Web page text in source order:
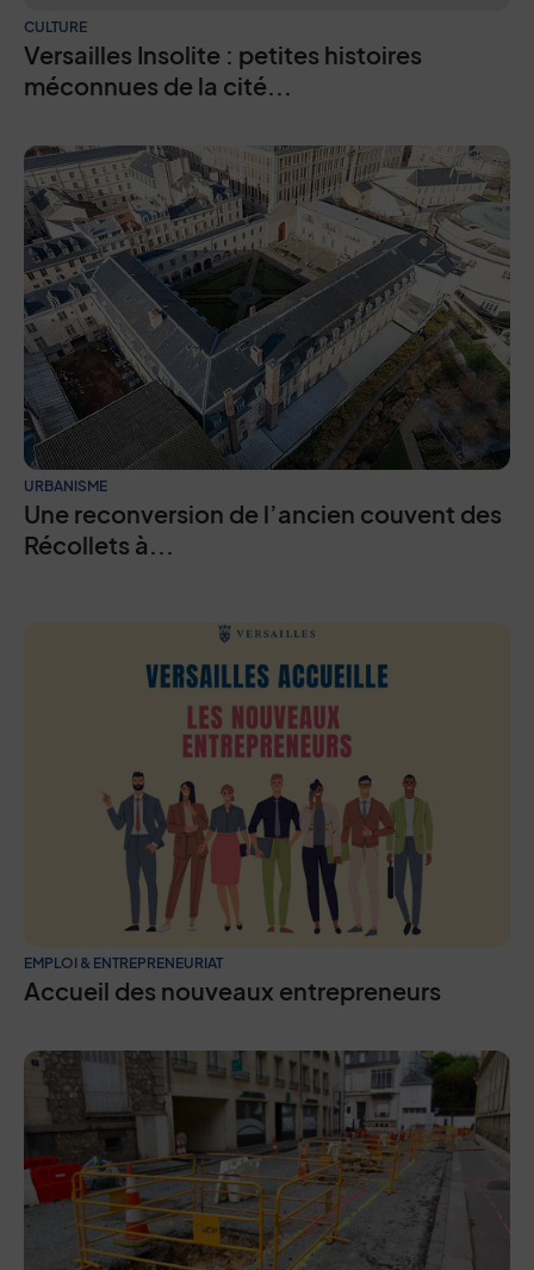
CULTURE
Versailles Insolite : petites histoires
méconnues de la cité...
URBANISME
Une reconversion de l’ancien couvent des
Récollets à...
EMPLOI & ENTREPRENEURIAT
Accueil des nouveaux entrepreneurs